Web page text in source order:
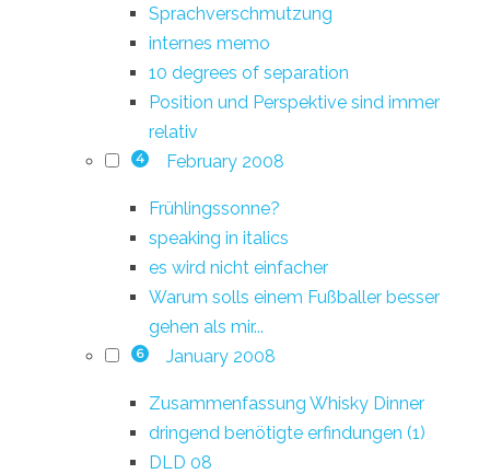
Sprachverschmutzung
internes memo
10 degrees of separation
Position und Perspektive sind immer
relativ
4 February 2008
Frühlingssonne?
speaking in italics
es wird nicht einfacher
Warum solls einem Fußballer besser
gehen als mir...
6 January 2008
Zusammenfassung Whisky Dinner
dringend benötigte erfindungen (1)
DLD 08